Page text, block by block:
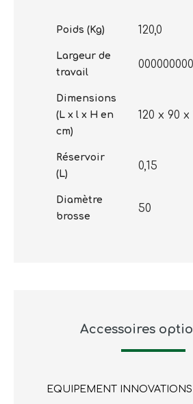
Poids (Kg) 120,0
Largeur de
travail
Dimensions
(L x l x H en
cm)
120 x 90 x
Réservoir
(L)
0,15
Diamètre
brosse
50
Accessoires
EQUIPEMENT INNOVATIONS